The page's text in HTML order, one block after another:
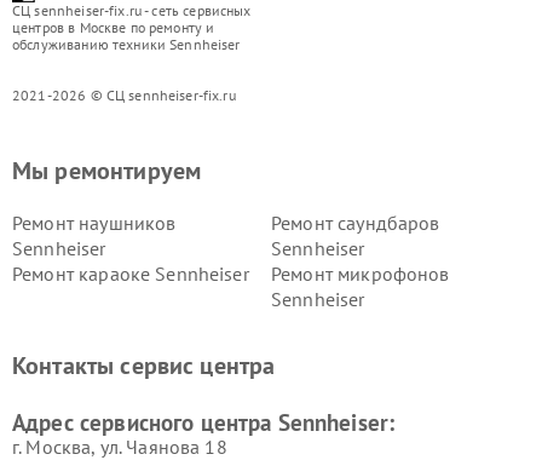
СЦ sennheiser-fix.ru - сеть сервисных
центров в Москве по ремонту и
обслуживанию техники Sennheiser
2021-2026 © СЦ sennheiser-fix.ru
Мы ремонтируем
Ремонт наушников
Sennheiser
Ремонт саундбаров
Sennheiser
Ремонт караоке Sennheiser
Ремонт микрофонов
Sennheiser
Контакты сервис центра
Адрес сервисного центра Sennheiser:
г. Москва, ул. Чаянова 18